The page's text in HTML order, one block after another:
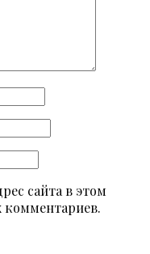
сайта в этом
комментариев.